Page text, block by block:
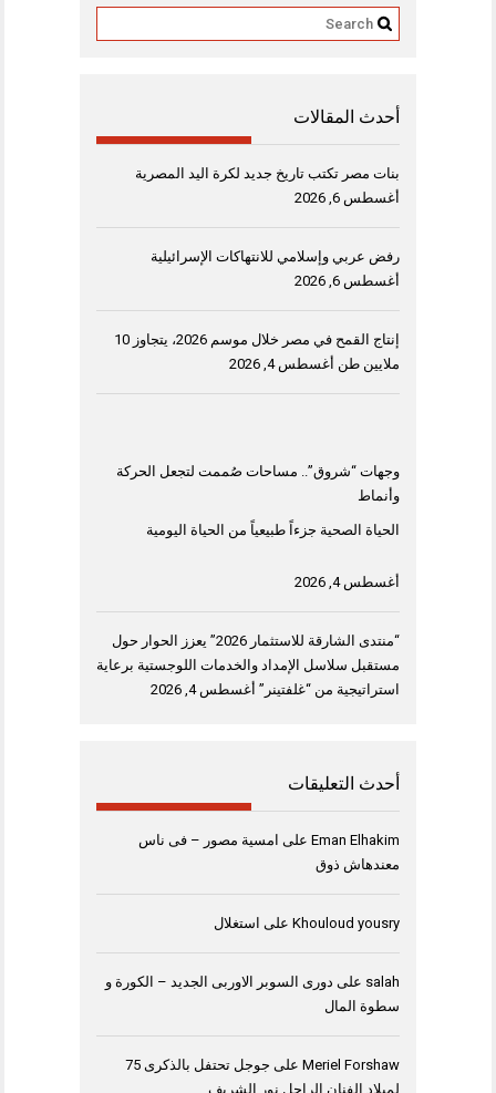
أحدث المقالات
بنات مصر تكتب تاريخ جديد لكرة اليد المصرية
أغسطس 6, 2026
رفض عربي وإسلامي للانتهاكات الإسرائيلية
أغسطس 6, 2026
إنتاج القمح في مصر خلال موسم 2026، يتجاوز 10
ملايين طن أغسطس 4, 2026
وجهات “شروق”.. مساحات صُممت لتجعل الحركة
وأنماط
الحياة الصحية جزءاً طبيعياً من الحياة اليومية
أغسطس 4, 2026
“منتدى الشارقة للاستثمار 2026” يعزز الحوار حول
مستقبل سلاسل الإمداد والخدمات اللوجستية برعاية
استراتيجية من “غلفتينر” أغسطس 4, 2026
أحدث التعليقات
Eman Elhakim على امسية مصور – فى ناس
معندهاش ذوق
Khouloud yousry على استغلال
salah على دورى السوبر الاوربى الجديد – الكورة و
سطوة المال
Meriel Forshaw على
جوجل تحتفل بالذكرى 75
لميلاد الفنان الراحل نور الشريف